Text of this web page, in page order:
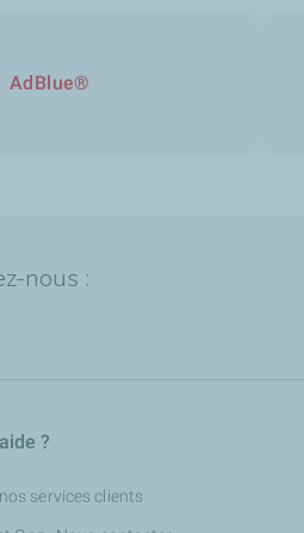
AdBlue®
nous :
?
services clients